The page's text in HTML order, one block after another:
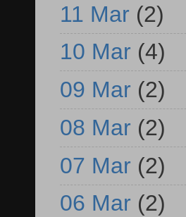
11 Mar (2)
10 Mar (4)
09 Mar (2)
08 Mar (2)
07 Mar (2)
06 Mar (2)